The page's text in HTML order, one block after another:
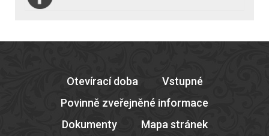
Otevírací doba
Vstupné
Povinně zveřejněné informace
Dokumenty
Mapa stránek